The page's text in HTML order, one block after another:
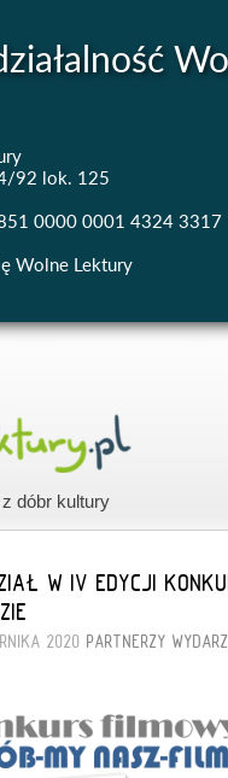
92 lok. 125
0000 0001 4324 3317
Wolne Lektury
dóbr kultury
W IV EDYCJI
2020 PARTNERZY